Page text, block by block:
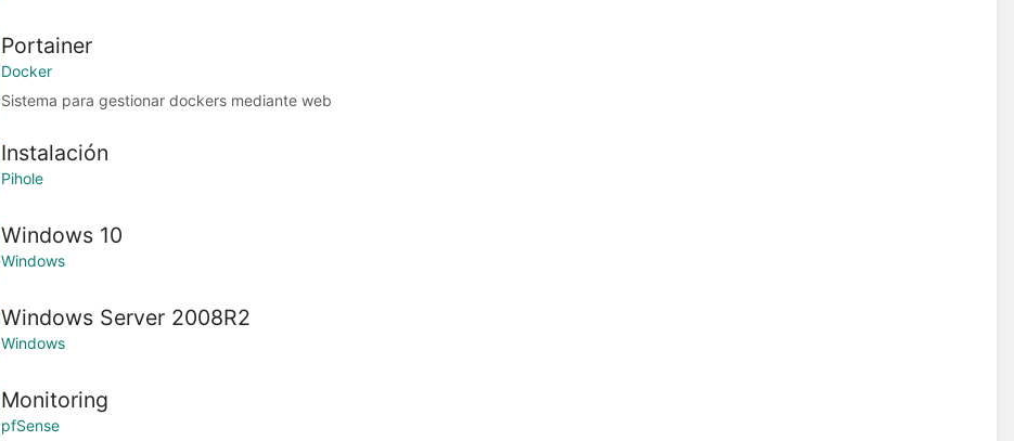
Portainer
Docker
Sistema para gestionar dockers mediante web
Instalación
Pihole
Windows 10
Windows
Windows Server 2008R2
Windows
Monitoring
pfSense